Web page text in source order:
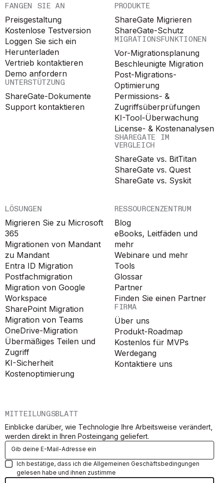
MITTEILUNGSBLATT
Einblicke darüber, wie Technologie Ihre Arbeitsweise verändert,
werden direkt in Ihren Posteingang geliefert.
Ich bestätige, dass ich die Allgemeinen Geschäftsbedingungen
gelesen habe und ihnen zustimme
FANGEN SIE AN
Preisgestaltung
Kostenlose Testversion
Loggen Sie sich ein
Herunterladen
Vertrieb kontaktieren
Demo anfordern
UNTERSTÜTZUNG
ShareGate-Dokumente
Support kontaktieren
PRODUKTE
ShareGate Migrieren
ShareGate-Schutz
MIGRATIONSFUNKTIONEN
Vor-Migrationsplanung
Beschleunigte Migration
Post-Migrations-
Optimierung
Permissions- &
Zugriffsüberprüfungen
KI-Tool-Überwachung
License- & Kostenanalysen
SHAREGATE IM
VERGLEICH
ShareGate vs. BitTitan
ShareGate vs. Quest
ShareGate vs. Syskit
LÖSUNGEN
Migrieren Sie zu Microsoft
365
Migrationen von Mandant
zu Mandant
Entra ID Migration
Postfachmigration
Migration von Google
Workspace
SharePoint Migration
Migration von Teams
OneDrive-Migration
Übermäßiges Teilen und
Zugriff
KI-Sicherheit
Kostenoptimierung
RESSOURCENZENTRUM
Blog
eBooks, Leitfäden und
mehr
Webinare und mehr
Tools
Glossar
Partner
Finden Sie einen Partner
FIRMA
Über uns
Produkt-Roadmap
Kostenlos für MVPs
Werdegang
Kontaktiere uns